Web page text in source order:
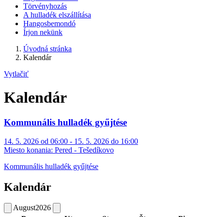
Törvényhozás
A hulladék elszállítása
Hangosbemondó
Írjon nekünk
Úvodná stránka
Kalendár
Vytlačiť
Kalendár
Kommunális hulladék gyűjtése
14. 5. 2026 od 06:00 - 15. 5. 2026 do 16:00
Miesto konania: Pered - Tešedíkovo
Kommunális hulladék gyűjtése
Kalendár
August2026